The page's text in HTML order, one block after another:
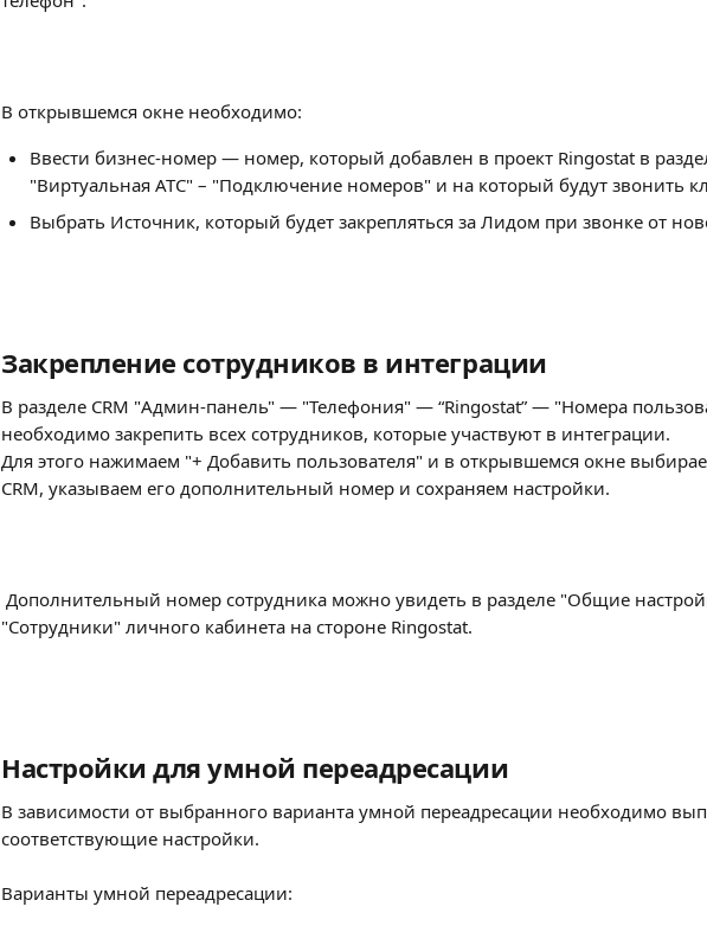
В открывшемся окне необходимо:
Ввести бизнес-номер — номер, который добавлен в проект Ringostat в
"Виртуальная АТС" – "Подключение номеров" и на который будут звонить
Выбрать Источник, который будет закрепляться за Лидом при звонке от
Закрепление сотрудников в интеграции
В разделе CRM "Админ-панель" — "Телефония" — “Ringostat” — "Номера
необходимо закрепить всех сотрудников, которые участвуют в интеграции.
Для этого нажимаем "+ Добавить пользователя" и в открывшемся окне
CRM, указываем его дополнительный номер и сохраняем настройки.
"Сотрудники" личного кабинета на стороне Ringostat.
Настройки для умной переадресации
В зависимости от выбранного варианта умной переадресации необходимо
соответствующие настройки.
Варианты умной переадресации: